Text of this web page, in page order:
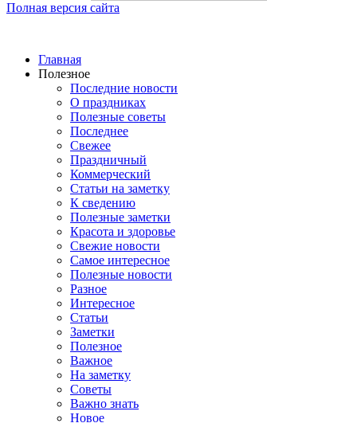
Полная версия сайта
Главная
Полезное
Последние новости
О праздниках
Полезные советы
Последнее
Свежее
Праздничный
Коммерческий
Статьи на заметку
К сведению
Полезные заметки
Красота и здоровье
Свежие новости
Самое интересное
Полезные новости
Разное
Интересное
Статьи
Заметки
Полезное
Важное
На заметку
Советы
Важно знать
Новое